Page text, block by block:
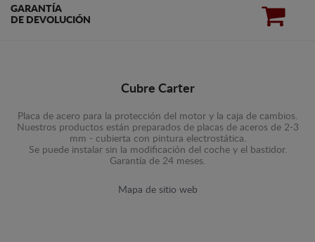
GARANTÍA
DE DEVOLUCIÓN
Cubre Carter
Placa de acero para la protección del motor y la caja de cambios.
Nuestros productos están preparados de placas de aceros de 2-3
mm - cubierta con pintura electrostática.
Se puede instalar sin la modificación del coche y el bastidor.
Garantía de 24 meses.
Mapa de sitio web